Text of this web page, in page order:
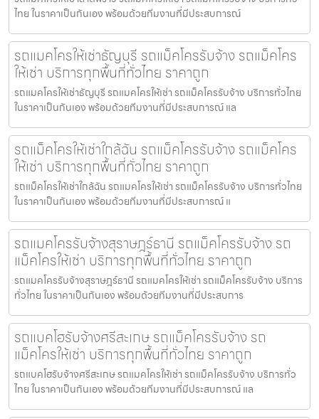
ไทย ในราคาเป็นกันเอง พร้อมด้วยทีมงานที่มีประสบการณ์
รถแมคโครให้เช่าธัญบุรี รถแม็คโครรับจ้าง รถแม็คโคร
ให้เช่า บริการทุกพื้นที่ทั่วไทย ราคาถูก
รถแมคโครให้เช่าธัญบุรี รถแมคโครให้เช่า รถแม็คโครรับจ้าง บริการทั่วไทย
ในราคาเป็นกันเอง พร้อมด้วยทีมงานที่มีประสบการณ์ แล
รถแม็คโครให้เช่าใกล้ฉัน รถแม็คโครรับจ้าง รถแม็คโคร
ให้เช่า บริการทุกพื้นที่ทั่วไทย ราคาถูก
รถแม็คโครให้เช่าใกล้ฉัน รถแมคโครให้เช่า รถแม็คโครรับจ้าง บริการทั่วไทย
ในราคาเป็นกันเอง พร้อมด้วยทีมงานที่มีประสบการณ์ แ
รถแมคโครรับจ้างสุราษฎร์ธานี รถแม็คโครรับจ้าง รถ
แม็คโครให้เช่า บริการทุกพื้นที่ทั่วไทย ราคาถูก
รถแมคโครรับจ้างสุราษฎร์ธานี รถแมคโครให้เช่า รถแม็คโครรับจ้าง บริการ
ทั่วไทย ในราคาเป็นกันเอง พร้อมด้วยทีมงานที่มีประสบการ
รถแบคโฮรับจ้างศรีสะเกษ รถแม็คโครรับจ้าง รถ
แม็คโครให้เช่า บริการทุกพื้นที่ทั่วไทย ราคาถูก
รถแบคโฮรับจ้างศรีสะเกษ รถแมคโครให้เช่า รถแม็คโครรับจ้าง บริการทั่ว
ไทย ในราคาเป็นกันเอง พร้อมด้วยทีมงานที่มีประสบการณ์ แล